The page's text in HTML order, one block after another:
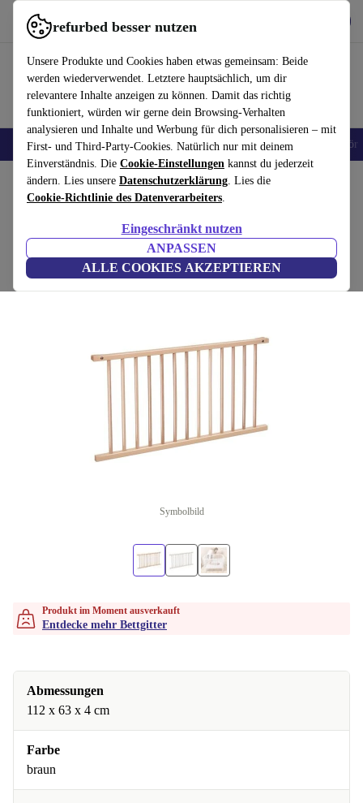
refurbed besser nutzen
Unsere Produkte und Cookies haben etwas gemeinsam: Beide
werden wiederverwendet. Letztere hauptsächlich, um dir
relevantere Inhalte anzeigen zu können. Damit das richtig
funktioniert, würden wir gerne dein Browsing-Verhalten
analysieren und Inhalte und Werbung für dich personalisieren – mit
First- und Third-Party-Cookies. Natürlich nur mit deinem
Einverständnis. Die Cookie-Einstellungen kannst du jederzeit
ändern. Lies unsere Datenschutzerklärung. Lies die
Cookie-Richtlinie des Datenverarbeiters.
Eingeschränkt nutzen
ANPASSEN
ALLE COOKIES AKZEPTIEREN
refurbed schnell und einfach nutzen
🎒 Back to school Handys Laptops Tablets Smartwatches Zubehör
Home Baby & Kind Kinderbetten Bettgitter
Babybay Verschlussgitter Boxspring XXL
braun
(Bewertungen werden gesammelt)
Symbolbild
Produkt im Moment ausverkauft
Entdecke mehr Bettgitter
Abmessungen
112 x 63 x 4 cm
Farbe
braun